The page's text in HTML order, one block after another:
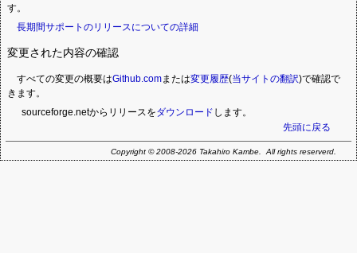
す。
長期間サポートのリリースについての詳細
変更された内容の確認
すべての変更の概要はGithub.comまたは変更履歴(当サイトの翻訳)で確認で
きます。
sourceforge.netからリリースをダウンロード します。
先頭に戻る
Copyright © 2008-2026 Takahiro Kambe. All rights reserverd.